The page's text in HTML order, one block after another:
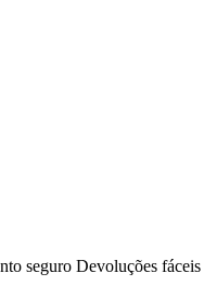
seguro Devoluções fáceis